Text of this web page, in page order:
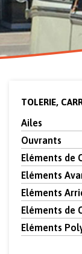
TOLERIE,
Ailes
Ouvrants
Eléments de
Eléments
Eléments
Eléments de
Eléments